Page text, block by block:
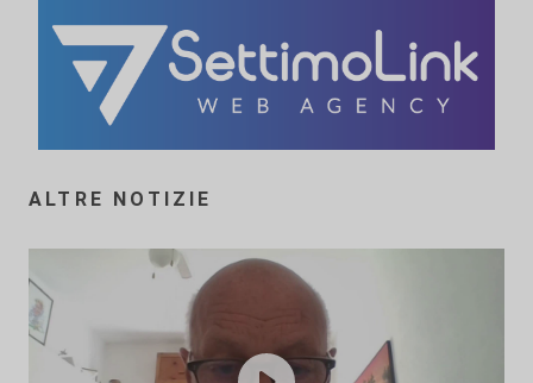
ALTRE NOTIZIE